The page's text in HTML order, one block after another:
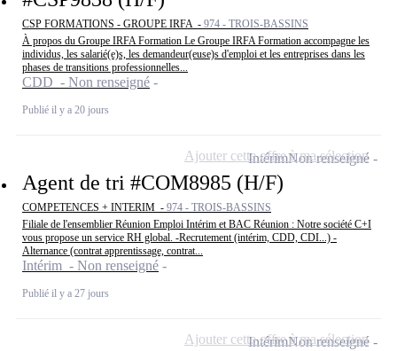
CSP FORMATIONS - GROUPE IRFA - 974 - TROIS-BASSINS
À propos du Groupe IRFA Formation Le Groupe IRFA Formation accompagne les
individus, les salarié(e)s, les demandeur(euse)s d'emploi et les entreprises dans les
phases de transitions professionnelles...
CDD - Non renseigné
Publié il y a 20 jours
Agent de tri #COM8985 (H/F)
COMPETENCES + INTERIM - 974 - TROIS-BASSINS
Filiale de l'ensemblier Réunion Emploi Intérim et BAC Réunion : Notre société C+I
vous propose un service RH global. -Recrutement (intérim, CDD, CDI...) -
Alternance (contrat apprentissage, contrat...
Intérim - Non renseigné
Publié il y a 27 jours
IntérimNon renseigné
Ajouter cette offre à ma sélection
IntérimNon renseigné
Ajouter cette offre à ma sélection